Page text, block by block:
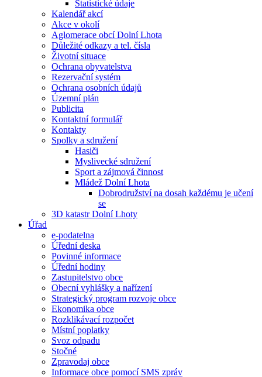
Statistické údaje
Kalendář akcí
Akce v okolí
Aglomerace obcí Dolní Lhota
Důležité odkazy a tel. čísla
Životní situace
Ochrana obyvatelstva
Rezervační systém
Ochrana osobních údajů
Územní plán
Publicita
Kontaktní formulář
Kontakty
Spolky a sdružení
Hasiči
Myslivecké sdružení
Sport a zájmová činnost
Mládež Dolní Lhota
Dobrodružství na dosah každému je učení
se
3D katastr Dolní Lhoty
Úřad
e-podatelna
Úřední deska
Povinné informace
Úřední hodiny
Zastupitelstvo obce
Obecní vyhlášky a nařízení
Strategický program rozvoje obce
Ekonomika obce
Rozklikávací rozpočet
Místní poplatky
Svoz odpadu
Stočné
Zpravodaj obce
Informace obce pomocí SMS zpráv